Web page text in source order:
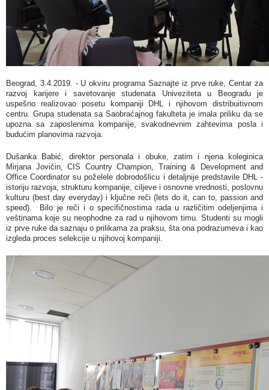
Beograd, 3.4.2019. - U okviru programa Saznajte iz prve ruke, Centar za
razvoj karijere i savetovanje studenata Univeziteta u Beogradu je
uspešno realizovao posetu kompaniji DHL i njihovom distribuitivnom
centru. Grupa studenata sa Saobraćajnog fakulteta je imala priliku da se
upozna sa zaposlenima kompanije, svakodnevnim zahtevima posla i
budućim planovima razvoja.
Dušanka Babić, direktor personala i obuke, zatim i njena koleginica
Mirjana Jovičin, CIS Country Champion, Training & Development and
Office Coordinator su poželele dobrodošlicu i detaljnije predstavile DHL -
istoriju razvoja, strukturu kompanije, ciljeve i osnovne vrednosti, poslovnu
kulturu (best day everyday) i ključne reči (lets do it, can to, passion and
speed). Bilo je reči i o specifičnostima rada u različitim odeljenjima i
veštinama koje su neophodne za rad u njihovom timu. Studenti su mogli
iz prve ruke da saznaju o prilikama za praksu, šta ona podrazumeva i kao
izgleda proces selekcije u njihovoj kompaniji.